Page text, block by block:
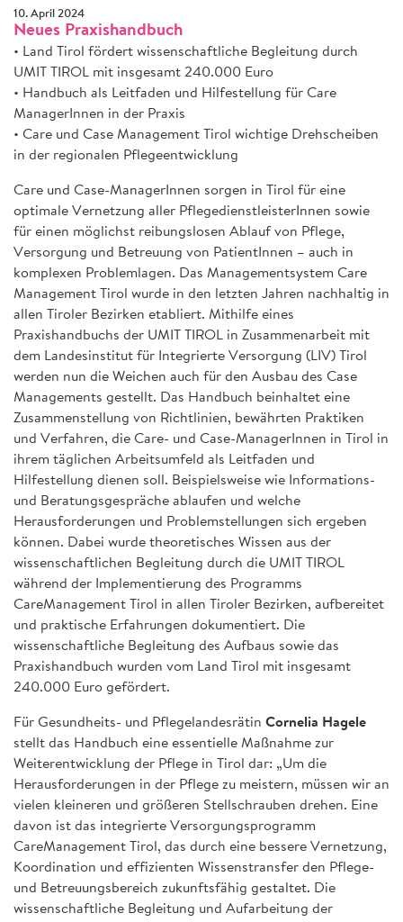
10. April 2024
Neues Praxishandbuch
• Land Tirol fördert wissenschaftliche Begleitung durch
UMIT TIROL mit insgesamt 240.000 Euro
• Handbuch als Leitfaden und Hilfestellung für Care
ManagerInnen in der Praxis
• Care und Case Management Tirol wichtige Drehscheiben
in der regionalen Pflegeentwicklung
Care und Case-ManagerInnen sorgen in Tirol für eine
optimale Vernetzung aller PflegedienstleisterInnen sowie
für einen möglichst reibungslosen Ablauf von Pflege,
Versorgung und Betreuung von PatientInnen – auch in
komplexen Problemlagen. Das Managementsystem Care
Management Tirol wurde in den letzten Jahren nachhaltig in
allen Tiroler Bezirken etabliert. Mithilfe eines
Praxishandbuchs der UMIT TIROL in Zusammenarbeit mit
dem Landesinstitut für Integrierte Versorgung (LIV) Tirol
werden nun die Weichen auch für den Ausbau des Case
Managements gestellt. Das Handbuch beinhaltet eine
Zusammenstellung von Richtlinien, bewährten Praktiken
und Verfahren, die Care- und Case-ManagerInnen in Tirol in
ihrem täglichen Arbeitsumfeld als Leitfaden und
Hilfestellung dienen soll. Beispielsweise wie Informations-
und Beratungsgespräche ablaufen und welche
Herausforderungen und Problemstellungen sich ergeben
können. Dabei wurde theoretisches Wissen aus der
wissenschaftlichen Begleitung durch die UMIT TIROL
während der Implementierung des Programms
CareManagement Tirol in allen Tiroler Bezirken, aufbereitet
und praktische Erfahrungen dokumentiert. Die
wissenschaftliche Begleitung des Aufbaus sowie das
Praxishandbuch wurden vom Land Tirol mit insgesamt
240.000 Euro gefördert.
Für Gesundheits- und Pflegelandesrätin Cornelia Hagele
stellt das Handbuch eine essentielle Maßnahme zur
Weiterentwicklung der Pflege in Tirol dar: „Um die
Herausforderungen in der Pflege zu meistern, müssen wir an
vielen kleineren und größeren Stellschrauben drehen. Eine
davon ist das integrierte Versorgungsprogramm
CareManagement Tirol, das durch eine bessere Vernetzung,
Koordination und effizienten Wissenstransfer den Pflege-
und Betreuungsbereich zukunftsfähig gestaltet. Die
wissenschaftliche Begleitung und Aufarbeitung der